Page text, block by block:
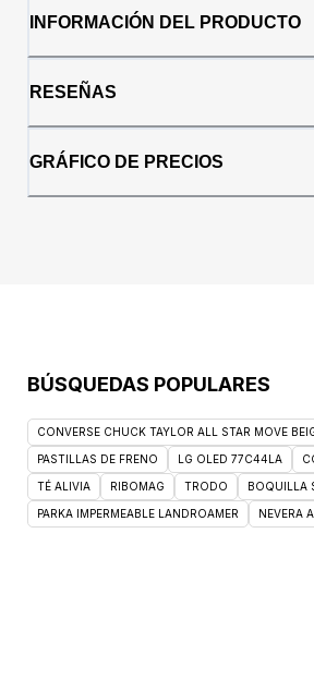
INFORMACIÓN DEL PRODUCTO
RESEÑAS
GRÁFICO DE PRECIOS
BÚSQUEDAS POPULARES
CONVERSE CHUCK TAYLOR ALL STAR MOVE
PASTILLAS DE FRENO LG OLED 77C44LA
TÉ ALIVIA RIBOMAG TRODO BOQUILLA
PARKA IMPERMEABLE LANDROAMER NEVERA